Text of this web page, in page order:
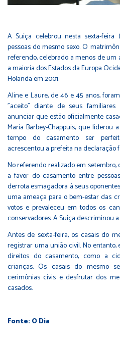
A Suíça celebrou nesta sexta-feira
pessoas do mesmo sexo. O
referendo, celebrado a menos de um
a maioria dos Estados da Europa
Holanda em 2001.
Aline e Laure, de 46 e 45 anos,
"aceito" diante de seus
anunciar que estão oficialmente
Maria Barbey-Chappuis, que liderou
tempo do casamento ser
acrescentou a prefeita na declaração
No referendo realizado em
a favor do casamento entre
derrota esmagadora à seus
uma ameaça para o bem-estar das
votos e prevaleceu em todos os
conservadores. A Suíça descriminou
Antes de sexta-feira, os casais do
registrar uma união civil. No
direitos do casamento, como a
crianças. Os casais do mesmo
cerimônias civis e desfrutar dos
casados.
Fonte: O Dia